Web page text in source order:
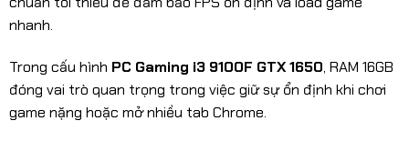
nhanh.
Trong cấu hình PC Gaming i3 9100F GTX 1650, RAM 16GB
đóng vai trò quan trọng trong việc giữ sự ổn định khi chơi
game nặng hoặc mở nhiều tab Chrome.